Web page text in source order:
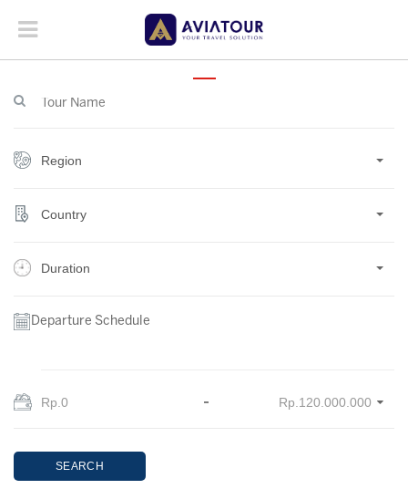
Region
Country
Duration
Departure Schedule
SEARCH